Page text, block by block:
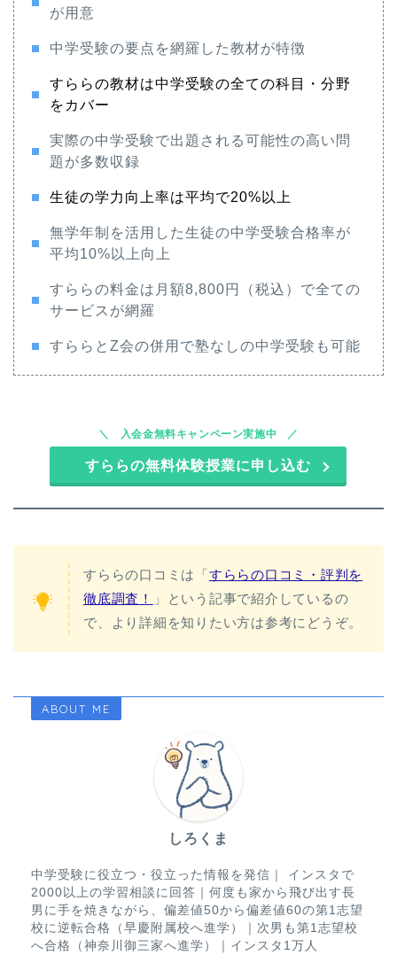
が用意
中学受験の要点を網羅した教材が特徴
すららの教材は中学受験の全ての科目・分野
をカバー
実際の中学受験で出題される可能性の高い問
題が多数収録
生徒の学力向上率は平均で20%以上
無学年制を活用した生徒の中学受験合格率が
平均10%以上向上
すららの料金は月額8,800円（税込）で全ての
サービスが網羅
すららとZ会の併用で塾なしの中学受験も可能
入会金無料キャンペーン実施中
すららの無料体験授業に申し込む
すららの口コミは「すららの口コミ・評判を
徹底調査！
」という記事で紹介しているの
で、より詳細を知りたい方は参考にどうぞ。
ABOUT ME
しろくま
中学受験に役立つ・役立った情報を発信｜ インスタで
2000以上の学習相談に回答｜何度も家から飛び出す長
男に手を焼きながら、偏差値50から偏差値60の第1志望
校に逆転合格（早慶附属校へ進学）｜次男も第1志望校
へ合格（神奈川御三家へ進学）｜インスタ1万人